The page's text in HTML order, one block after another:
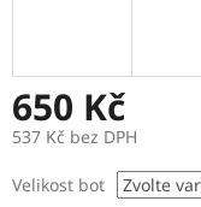
650 Kč
537 Kč bez DPH
cena:
Velikost bot